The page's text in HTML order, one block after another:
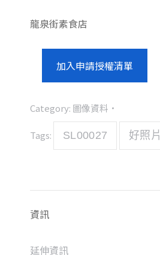
龍泉街素食店
加入申請授權清單
Category: 圖像資料
Tags: SL00027 好照片
資訊
延伸資訊